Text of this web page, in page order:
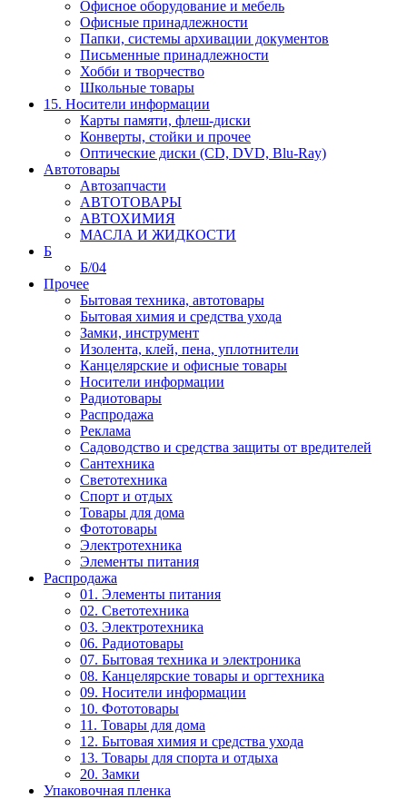
Офисное оборудование и мебель
Офисные принадлежности
Папки, системы архивации документов
Письменные принадлежности
Хобби и творчество
Школьные товары
15. Носители информации
Карты памяти, флеш-диски
Конверты, стойки и прочее
Оптические диски (CD, DVD, Blu-Ray)
Автотовары
Автозапчасти
АВТОТОВАРЫ
АВТОХИМИЯ
МАСЛА И ЖИДКОСТИ
Б
Б/04
Прочее
Бытовая техника, автотовары
Бытовая химия и средства ухода
Замки, инструмент
Изолента, клей, пена, уплотнители
Канцелярские и офисные товары
Носители информации
Радиотовары
Распродажа
Реклама
Садоводство и средства защиты от вредителей
Сантехника
Светотехника
Спорт и отдых
Товары для дома
Фототовары
Электротехника
Элементы питания
Распродажа
01. Элементы питания
02. Светотехника
03. Электротехника
06. Радиотовары
07. Бытовая техника и электроника
08. Канцелярские товары и оргтехника
09. Носители информации
10. Фототовары
11. Товары для дома
12. Бытовая химия и средства ухода
13. Товары для спорта и отдыха
20. Замки
Упаковочная пленка